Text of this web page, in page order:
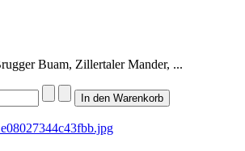
Buam, Zillertaler Mander, ...